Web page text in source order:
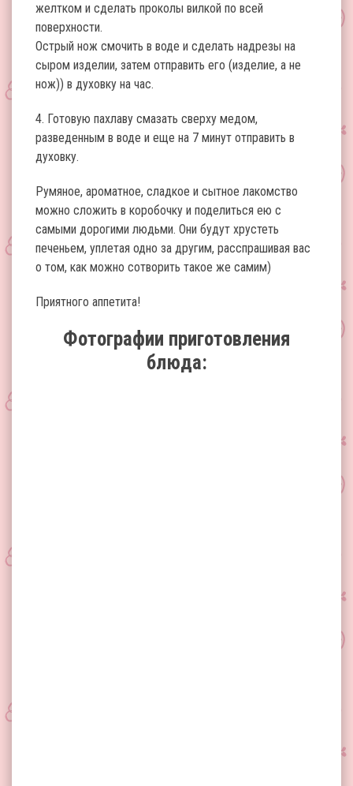
желтком и сделать проколы вилкой по всей
поверхности.
Острый нож смочить в воде и сделать надрезы на
сыром изделии, затем отправить его (изделие, а не
нож)) в духовку на час.
4. Готовую пахлаву смазать сверху медом,
разведенным в воде и еще на 7 минут отправить в
духовку.
Румяное, ароматное, сладкое и сытное лакомство
можно сложить в коробочку и поделиться ею с
самыми дорогими людьми. Они будут хрустеть
печеньем, уплетая одно за другим, расспрашивая вас
о том, как можно сотворить такое же самим)
Приятного аппетита!
Фотографии приготовления
блюда: